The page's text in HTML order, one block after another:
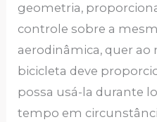
geometria,
controle sobre a
aerodinâmica, quer ao
bicicleta deve
possa usá-la durante
tempo em